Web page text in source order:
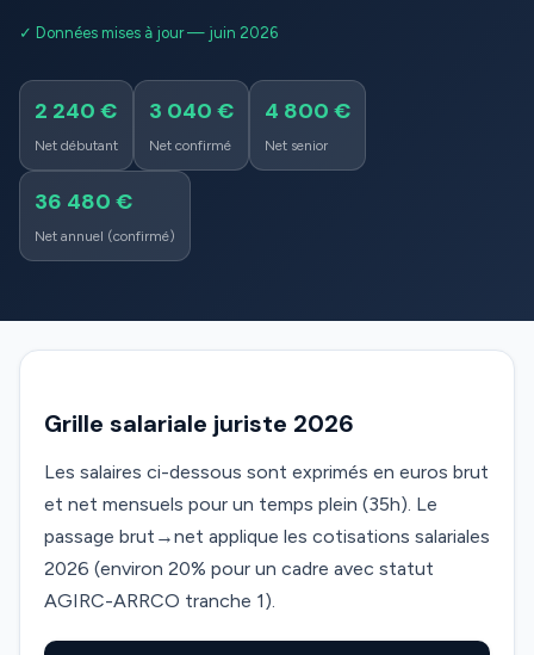
✓ Données mises à jour — juin 2026
2 240 €
Net débutant
3 040 €
Net confirmé
4 800 €
Net senior
36 480 €
Net annuel (confirmé)
Grille salariale juriste 2026
Les salaires ci-dessous sont exprimés en euros brut
et net mensuels pour un temps plein (35h). Le
passage brut→net applique les cotisations salariales
2026 (environ 20% pour un cadre avec statut
AGIRC-ARRCO tranche 1).